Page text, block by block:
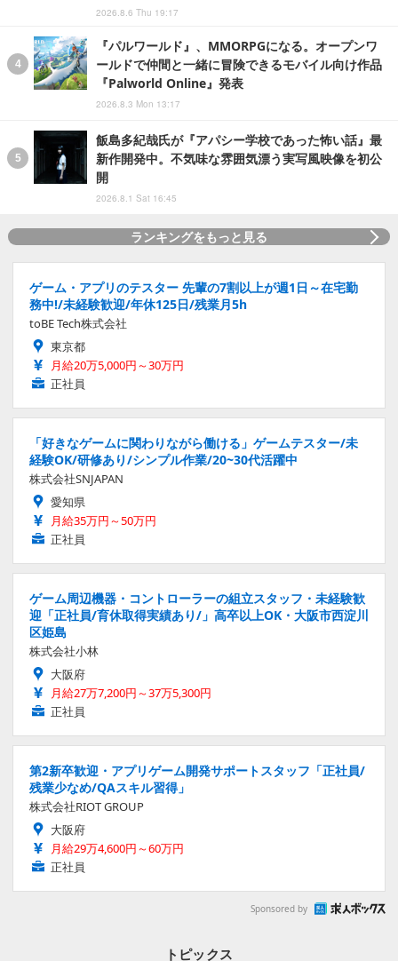
2026.8.6 Thu 19:17
『パルワールド』、MMORPGになる。オープンワ
ールドで仲間と一緒に冒険できるモバイル向け作品
『Palworld Online』発表
2026.8.3 Mon 13:17
飯島多紀哉氏が『アパシー学校であった怖い話』最
新作開発中。不気味な雰囲気漂う実写風映像を初公
開
2026.8.1 Sat 16:45
ランキングをもっと見る
ゲーム・アプリのテスター 先輩の7割以上が週1日～在宅勤
務中!/未経験歓迎/年休125日/残業月5h
toBE Tech株式会社
東京都
月給20万5,000円～30万円
正社員
「好きなゲームに関わりながら働ける」ゲームテスター/未
経験OK/研修あり/シンプル作業/20~30代活躍中
株式会社SNJAPAN
愛知県
月給35万円～50万円
正社員
ゲーム周辺機器・コントローラーの組立スタッフ・未経験歓
迎「正社員/育休取得実績あり/」高卒以上OK・大阪市西淀川
区姫島
株式会社小林
大阪府
月給27万7,200円～37万5,300円
正社員
第2新卒歓迎・アプリゲーム開発サポートスタッフ「正社員/
残業少なめ/QAスキル習得」
株式会社RIOT GROUP
大阪府
月給29万4,600円～60万円
正社員
Sponsored by
トピックス